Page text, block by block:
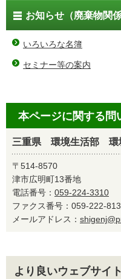
お知らせ（廃棄物関係
いろいろな名簿
セミナー等の案内
本ページに関する問
三重県 環境生活部 環
〒514-8570
津市広明町13番地
電話番号： 059-224-3310
ファクス番号：059-222-
メールアドレス：
より良いウェブサイ